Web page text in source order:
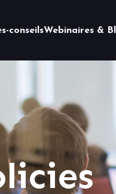
conseilsWebinaires &